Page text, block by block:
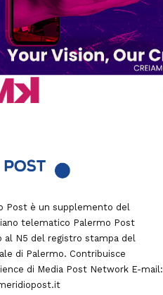
Post è un supplemento del
telematico Palermo Post
al N5 del registro stampa del
di Palermo. Contribuisce
di Media Post NetworkE-mail: